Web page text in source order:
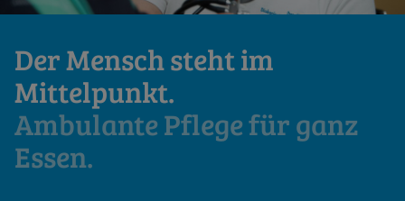
Der Mensch steht im
Mittelpunkt.
Ambulante Pflege für ganz
Essen.